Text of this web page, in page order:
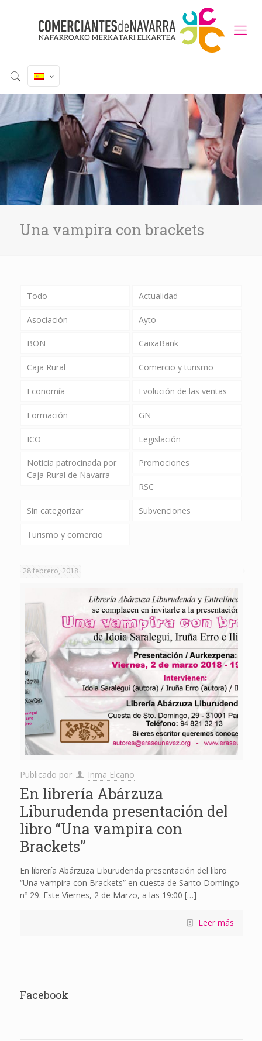
Una vampira con brackets
Todo Actualidad
Asociación Ayto
BON CaixaBank
Caja Rural Comercio y turismo
Economía Evolución de las ventas
Formación GN
ICO Legislación
Noticia patrocinada por
Caja Rural de Navarra
Promociones
RSC
Sin categorizar Subvenciones
Turismo y comercio
28 febrero, 2018
Publicado por Inma Elcano
En librería Abárzuza
Liburudenda presentación del
libro “Una vampira con
Brackets”
En librería Abárzuza Liburudenda presentación del libro
“Una vampira con Brackets” en cuesta de Santo Domingo
nº 29. Este Viernes, 2 de Marzo, a las 19:00 […]
Leer más
Facebook